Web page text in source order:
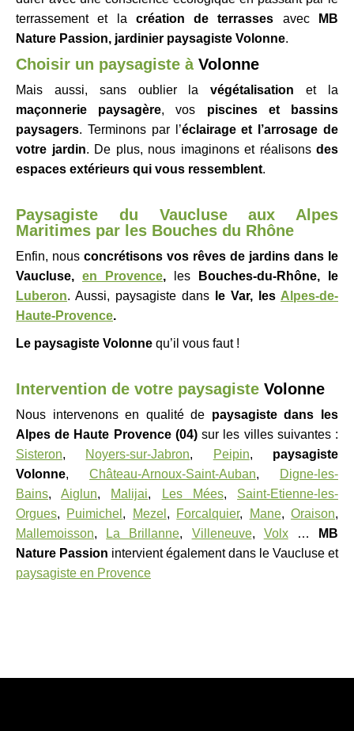
terrassement et la création de terrasses avec
MB
Nature Passion, jardinier paysagiste Volonne.
Choisir un paysagiste à Volonne
Mais aussi, sans oublier lavégétalisation et la
maçonnerie paysagère, vos piscines et bassins
paysagers. Terminons par l’éclairage et l’arrosage de
votre jardin. De plus, nous imaginons et réalisons des
espaces extérieurs qui vous ressemblent.
Paysagiste du Vaucluse aux Alpes
Maritimes par les Bouches du Rhône
Enfin, nous concrétisons vos rêves de jardins dans le
Vaucluse, en Provence, les
Bouches-du-Rhône, le
Luberon. Aussi, paysagiste dans le Var, les Alpes-de-
Haute-Provence.
Le paysagiste Volonne qu’il vous faut !
Intervention de votre paysagiste Volonne
Nous intervenons en qualité de paysagistedans les
Alpes de Haute Provence (04)sur les villes suivantes :
Sisteron, Noyers-sur-Jabron, Peipin, paysagiste
Volonne, Château-Arnoux-Saint-Auban,
Digne-les-
Bains,Aiglun, Malijai, Les Mées, Saint-Etienne-les-
Orgues, Puimichel , Mezel , Forcalquier, Mane,Oraison,
Mallemoisson, La Brillanne, Villeneuve, Volx…
MB
Nature Passion intervient également dans le Vaucluse et
paysagiste en Provence